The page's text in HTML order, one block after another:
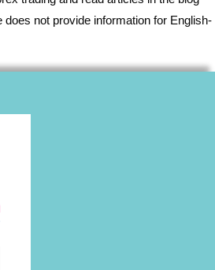
not provide information for English-